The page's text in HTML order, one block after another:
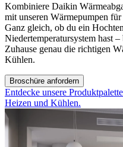
Kombiniere Daikin
mit unseren Wärmepumpen
Ganz gleich, ob du ein
Niedertemperatursystem hast
Zuhause genau die richtigen
Kühlen.
Broschüre anfordern
Entdecke unsere
Heizen und Kühlen.